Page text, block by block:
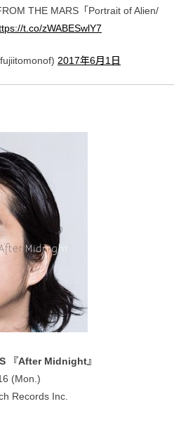
THE MARS「Portrait of Alien/
t.co/zWABESwlY7
2017年6月1日
『After Midnight』
(Mon.)
Records Inc.